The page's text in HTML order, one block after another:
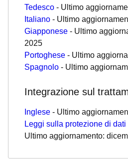
Tedesco - Ultimo
Italiano - Ultimo
Giapponese - Ultimo
2025
Portoghese - Ultimo
Spagnolo - Ultimo
Integrazione sul
Inglese - Ultimo
Leggi sulla protezione di
Ultimo aggiornamento: